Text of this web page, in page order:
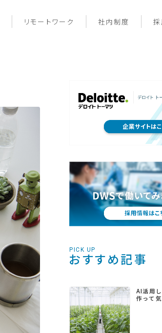
リモートワーク 社内制度 採
サーバー
プライベー
メンバー
PICK UP
おすすめ記事
AI活用
作って